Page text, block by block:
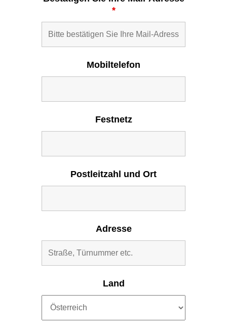
*
Mobiltelefon
Festnetz
Postleitzahl und Ort
Adresse
Land